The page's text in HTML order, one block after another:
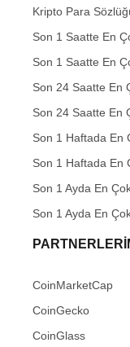
Kripto Para
Son 1 Saatte En
Son 1 Saatte En
Son 24 Saatte En
Son 24 Saatte En
Son 1 Haftada En
Son 1 Haftada En
Son 1 Ayda En
Son 1 Ayda En
CoinMarketCap
CoinGecko
CoinGlass